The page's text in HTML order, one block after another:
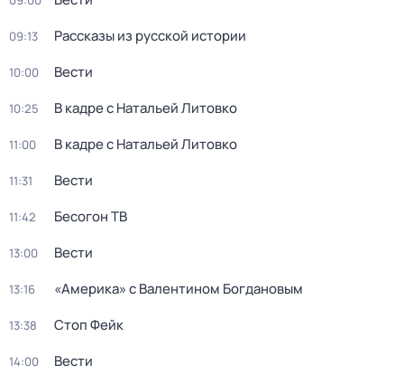
09:13 Рассказы из русской истории
10:00 Вести
10:25 В кадре с Натальей Литовко
11:00 В кадре с Натальей Литовко
11:31 Вести
11:42 Бесогон ТВ
13:00 Вести
13:16 «Америка» с Валентином Богдановым
13:38 Стоп Фейк
14:00 Вести